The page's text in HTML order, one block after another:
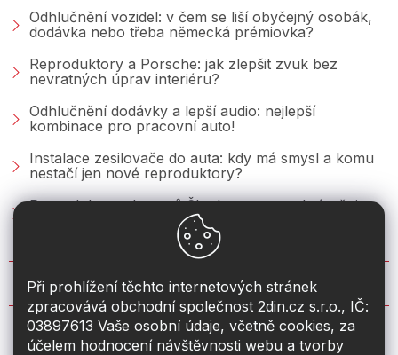
Při prohlížení těchto internetových stránek
zpracovává obchodní společnost 2din.cz s.r.o., IČ:
03897613 Vaše osobní údaje, včetně cookies, za
účelem hodnocení návštěvnosti webu a tvorby
Odhlučnění vozidel: v čem se liší obyčejný osobák,
dodávka nebo třeba německá prémiovka?
Reproduktory a Porsche: jak zlepšit zvuk bez
nevratných úprav interiéru?
Odhlučnění dodávky a lepší audio: nejlepší
kombinace pro pracovní auto!
Instalace zesilovače do auta: kdy má smysl a komu
nestačí jen nové reproduktory?
Reproduktory do vozů Škoda: co se vyplatí měnit u
Fabie, Octavie a Superbu?
KONTAKT
info@2din.cz